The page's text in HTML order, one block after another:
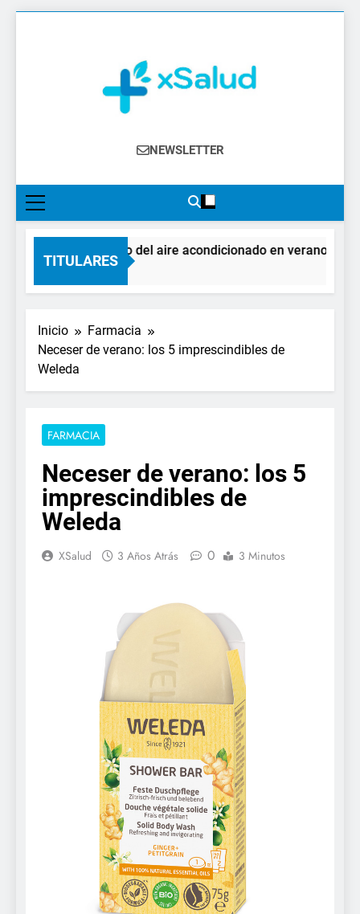
XSalud
Noticias Del Sector Salud. Congresos Y
Farmacéutica, Atención Primaria,
Especialistas, Farmacia, Etc…
NEWSLETTER
TITULARES
El impacto del aire acondicionado en verano:
4 Días Atrás
Inicio
Farmacia
Neceser de verano: los 5 imprescindibles de
Weleda
FARMACIA
Neceser de verano: los 5
imprescindibles de
Weleda
XSalud 3 Años Atrás 0 3 Minutos